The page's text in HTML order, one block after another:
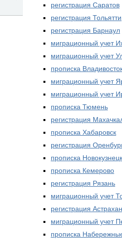
регистрация Саратов
регистрация Тольятти
регистрация Барнаул
миграционный учет
миграционный учет
прописка
миграционный учет
миграционный учет
прописка Тюмень
регистрация
прописка Хабаровск
регистрация
прописка Новокузнецк
прописка Кемерово
регистрация Рязань
миграционный учет
регистрация
миграционный учет
прописка